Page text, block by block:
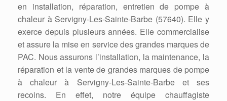
en installation, réparation, entretien de pompe à
chaleur à Servigny-Les-Sainte-Barbe (57640). Elle y
exerce depuis plusieurs années. Elle commercialise
et assure la mise en service des grandes marques de
PAC. Nous assurons l’installation, la maintenance, la
réparation et la vente de grandes marques de pompe
à chaleur à Servigny-Les-Sainte-Barbe et ses
recoins. En effet, notre équipe chauffagiste